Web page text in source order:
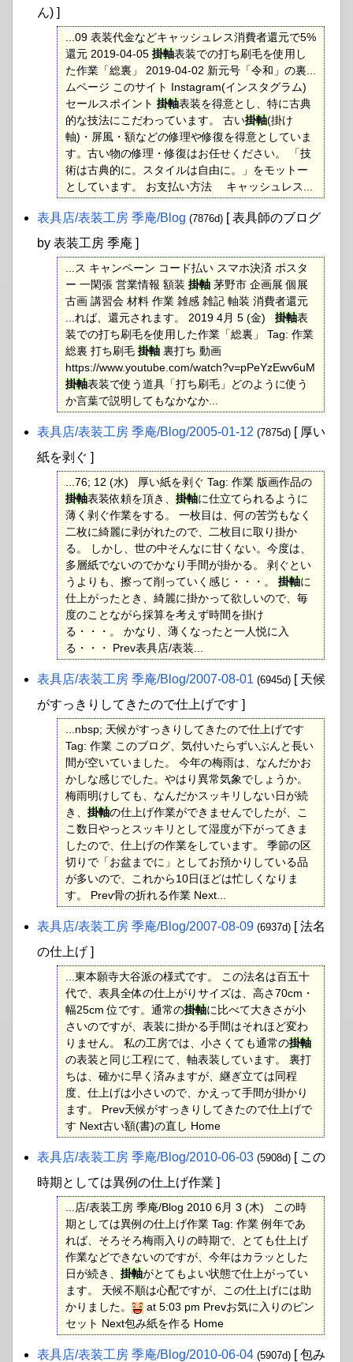
ん) ]
...09 表装代金などキャッシュレス消費者還元で5%
還元 2019-04-05 掛軸表装での打ち刷毛を使用し
た作業「総裏」 2019-04-02 新元号「令和」の裏...
ムページ このサイト Instagram(インスタグラム)
セールスポイント 掛軸表装を得意とし、特に古典
的な技法にこだわっています。 古い掛軸(掛け
軸)・屏風・額などの修理や修復を得意としていま
す。古い物の修理・修復はお任せください。 「技
術は古典的に。スタイルは自由に。」をモットー
としています。 お支払い方法 キャッシュレス...
表具店​/表装工房 季庵​/Blog (7876d) [ 表具師のブログ
by 表装工房 季庵 ]
...ス キャンペーン コード払い スマホ決済 ポスタ
ー 一閑張 営業情報 額装 掛軸 茅野市 企画展 個展
古画 講習会 材料 作業 雑感 雑記 軸装 消費者還元
...れば、還元されます。 2019 4月 5 (金) 掛軸表
装での打ち刷毛を使用した作業「総裏」 Tag: 作業
総裏 打ち刷毛 掛軸 裏打ち 動画
https://www.youtube.com/watch?v=pPeYzEwv6uM
掛軸表装で使う道具「打ち刷毛」どのように使う
か言葉で説明してもなかなか...
表具店​/表装工房 季庵​/Blog​/2005-01-12 (7875d) [ 厚い
紙を剥ぐ ]
...76; 12 (水) 厚い紙を剥ぐ Tag: 作業 版画作品の
掛軸表装依頼を頂き、 掛軸に仕立てられるように
薄く剥ぐ作業をする。 一枚目は、何の苦労もなく
二枚に綺麗に剥がれたので、二枚目に取り掛か
る。 しかし、世の中そんなに甘くない。今度は、
多層紙でないのでかなり手間が掛かる。 剥ぐとい
うよりも、擦って削っていく感じ・・・。 掛軸に
仕上がったとき、綺麗に掛かって欲しいので、毎
度のことながら採算を考えず時間を掛け
る・・・。 かなり、薄くなったと一人悦に入
る・・・ Prev表具店/表装...
表具店​/表装工房 季庵​/Blog​/2007-08-01 (6945d) [ 天候
がすっきりしてきたので仕上げです ]
...nbsp; 天候がすっきりしてきたので仕上げです
Tag: 作業 このブログ、気付いたらずいぶんと長い
間が空いていました。 今年の梅雨は、なんだかお
かしな感じでした。やはり異常気象でしょうか。
梅雨明けしても、なんだかスッキリしない日が続
き、 掛軸の仕上げ作業ができませんでしたが、こ
こ数日やっとスッキリとして湿度が下がってきま
したので、仕上げの作業をしています。 季節の区
切りで「お盆までに」としてお預かりしている品
が多いので、これから10日ほどは忙しくなりま
す。 Prev骨の折れる作業 Next...
表具店​/表装工房 季庵​/Blog​/2007-08-09 (6937d) [ 法名
の仕上げ ]
...東本願寺大谷派の様式です。 この法名は百五十
代で、表具全体の仕上がりサイズは、高さ70cm・
幅25cm 位です。通常の掛軸に比べて大きさが小
さいのですが、表装に掛かる手間はそれほど変わ
りません。 私の工房では、小さくても通常の掛軸
の表装と同じ工程にて、軸表装しています。 裏打
ちは、確かに早く済みますが、継ぎ立ては同程
度、仕上げは小さいので、かえって手間が掛かり
ます。 Prev天候がすっきりしてきたので仕上げで
す Next古い額(書)の直し Home
表具店​/表装工房 季庵​/Blog​/2010-06-03 (5908d) [ この
時期としては異例の仕上げ作業 ]
...店/表装工房 季庵/Blog 2010 6月 3 (木) この時
期としては異例の仕上げ作業 Tag: 作業 例年であ
れば、そろそろ梅雨入りの時期で、とても仕上げ
作業などできないのですが、今年はカラッとした
日が続き、 掛軸がとてもよい状態で仕上がってい
ます。 天候不順は心配ですが、この仕上げには助
かりました。
at 5:03 pm Prevお気に入りのピン
セット Next包み紙を作る Home
表具店​/表装工房 季庵​/Blog​/2010-06-04 (5907d) [ 包み